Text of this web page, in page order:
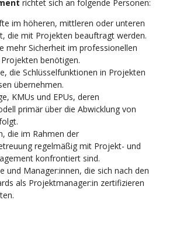
richtet sich an folgende Personen:
im höheren, mittleren oder unteren
die mit Projekten beauftragt werden.
mehr Sicherheit im professionellen
benötigen.
die Schlüsselfunktionen in Projekten
übernehmen.
KMUs und EPUs, deren
primär über die Abwicklung von
die im Rahmen der
regelmäßig mit Projekt- und
konfrontiert sind.
und Manager:innen, die sich nach den
als Projektmanager:in zertifizieren